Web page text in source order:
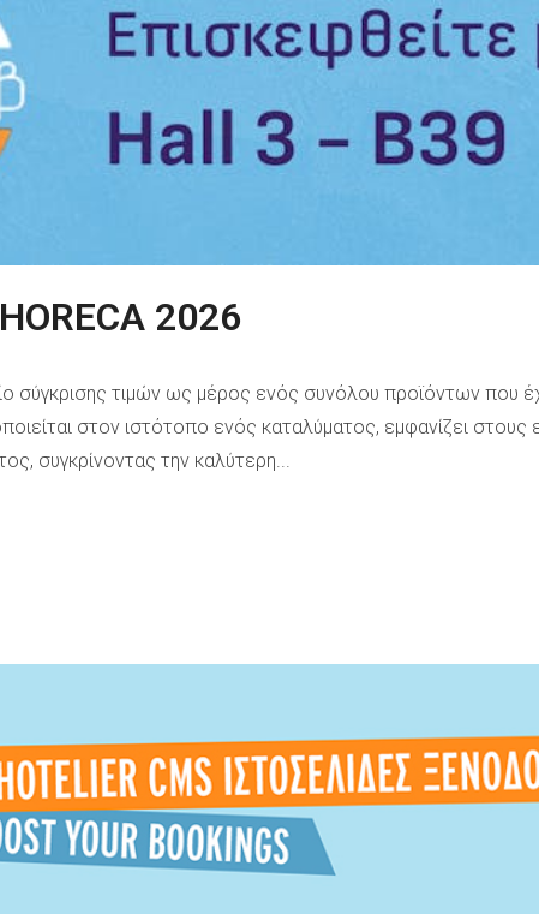
2026
σύγκρισης τιμών ως μέρος ενός συνόλου προϊόντων που
στον ιστότοπο ενός καταλύματος, εμφανίζει
συγκρίνοντας την καλύτερη...